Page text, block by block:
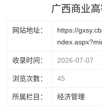
广西商业
网站地址：
https://
收录时间： 2026-07-07
浏览次数： 45
所属栏目： 经济管理